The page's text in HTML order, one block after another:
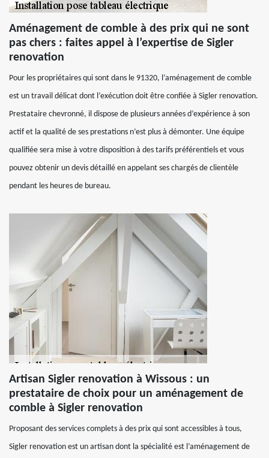
Aménagement de comble à des prix qui ne sont
pas chers : faites appel à l’expertise de Sigler
renovation
Pour les propriétaires qui sont dans le 91320, l’aménagement de comble
est un travail délicat dont l’exécution doit être confiée à Sigler renovation.
Prestataire chevronné, il dispose de plusieurs années d’expérience à son
actif et la qualité de ses prestations n’est plus à démonter. Une équipe
qualifiée sera mise à votre disposition à des tarifs préférentiels et vous
pouvez obtenir un devis détaillé en appelant ses chargés de clientèle
pendant les heures de bureau.
Artisan Sigler renovation à Wissous : un
prestataire de choix pour un aménagement de
comble à Sigler renovation
Proposant des services complets à des prix qui sont accessibles à tous,
Sigler renovation est un artisan dont la spécialité est l’aménagement de